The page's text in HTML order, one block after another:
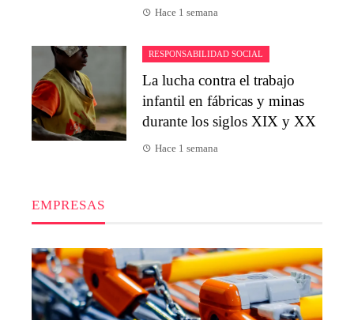
Hace 1 semana
RESPONSABILIDAD SOCIAL
La lucha contra el trabajo
infantil en fábricas y minas
durante los siglos XIX y XX
Hace 1 semana
EMPRESAS